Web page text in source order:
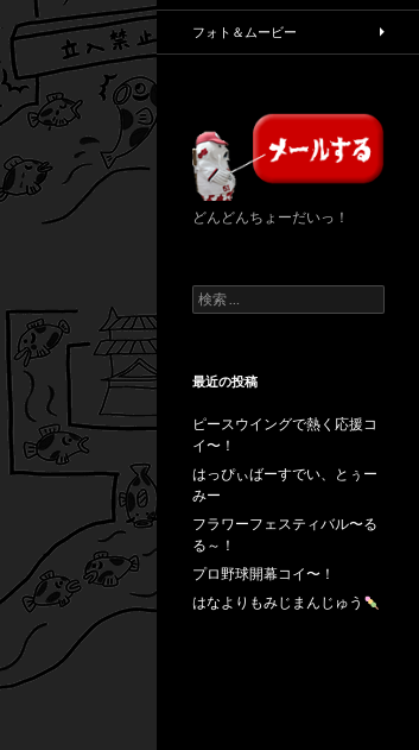
フォト＆ムービー
どんどんちょーだいっ！
検
索
最近の投稿
ピースウイングで熱く応援コ
イ〜！
はっぴぃばーすでい、とぅー
みー
フラワーフェスティバル〜る
る～！
プロ野球開幕コイ〜！
はなよりもみじまんじゅう